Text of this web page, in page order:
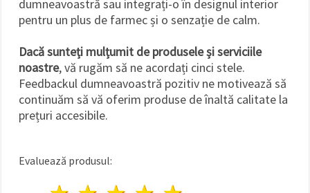
dumneavoastră sau integrați-o în designul interior
pentru un plus de farmec și o senzație de calm.
Dacă sunteți mulțumit de produsele și serviciile
noastre, vă rugăm să ne acordați cinci stele.
Feedbackul dumneavoastră pozitiv ne motivează să
continuăm să vă oferim produse de înaltă calitate la
prețuri accesibile.
Evaluează produsul: